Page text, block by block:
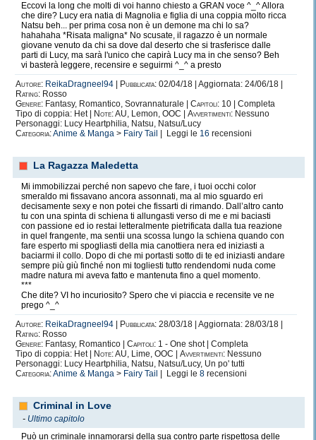
Eccovi la long che molti di voi hanno chiesto a GRAN voce ^_^ Allora
che dire? Lucy era natia di Magnolia e figlia di una coppia molto ricca
Natsu beh... per prima cosa non è un demone ma chi lo sa?
hahahaha *Risata maligna* No scusate, il ragazzo è un normale
giovane venuto da chi sa dove dal deserto che si trasferisce dalle
parti di Lucy, ma sarà l'unico che capirà Lucy ma in che senso? Beh
vi basterà leggere, recensire e seguirmi ^_^ a presto
Autore: ReikaDragneel94 Pubblicata: 02/04/18 | Aggiornata: 24/06/18 |
Rating: Rosso
Genere: Fantasy, Romantico, Sovrannaturale | Capitoli: 10 | Completa
Tipo di coppia: Het |
Note:AU, Lemon, OOC | Avvertimenti: Nessuno
Personaggi: Lucy Heartphilia, Natsu, Natsu/Lucy
Categoria:Anime & Manga > Fairy Tail | Leggi le 16 recensioni
La Ragazza Maledetta
Mi immobilizzai perché non sapevo che fare, i tuoi occhi color
smeraldo mi fissavano ancora assonnati, ma al mio sguardo eri
decisamente sexy e non potei che fissarti di rimando. Dall’altro canto
tu con una spinta di schiena ti allungasti verso di me e mi baciasti
con passione ed io restai letteralmente pietrificata dalla tua reazione
in quel frangente, ma sentii una scossa lungo la schiena quando con
fare esperto mi spogliasti della mia canottiera nera ed iniziasti a
baciarmi il collo. Dopo di che mi portasti sotto di te ed iniziasti andare
sempre più giù finché non mi togliesti tutto rendendomi nuda come
madre natura mi aveva fatto e mantenuta fino a quel momento.
***
Che dite? VI ho incuriosito? Spero che vi piaccia e recensite ve ne
prego ^_^
Autore: ReikaDragneel94 Pubblicata: 28/03/18 | Aggiornata: 28/03/18 |
Rating: Rosso
Genere: Fantasy, Romantico | Capitoli: 1 - One shot | Completa
Tipo di coppia: Het |
Note:AU, Lime, OOC | Avvertimenti: Nessuno
Personaggi: Lucy Heartphilia, Natsu, Natsu/Lucy, Un po' tutti
Categoria:Anime & Manga > Fairy Tail | Leggi le 8 recensioni
Criminal in Love
- Ultimo capitolo
Può un criminale innamorarsi della sua contro parte rispettosa delle